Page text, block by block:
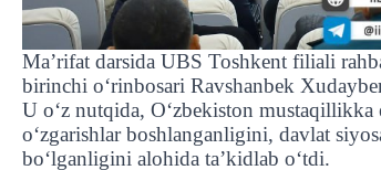
Ma’rifat darsida UBS Toshkent filiali
birinchi o‘rinbosari Ravshanbek
U o‘z nutqida, O‘zbekiston
o‘zgarishlar boshlanganligini, davlat
bo‘lganligini alohida taʼkidlab o‘tdi.